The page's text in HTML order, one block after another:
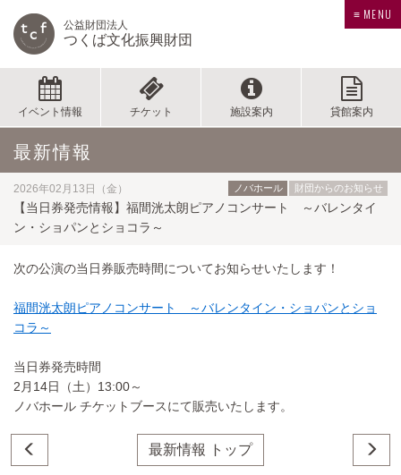
公益財団法人
つくば文化振興財団
≡ MENU
イベント情報 チケット 施設案内 貸館案内
最新情報
2026年02月13日（金） ノバホール 財団からのお知らせ
【当日券発売情報】福間洸太朗ピアノコンサート ～バレンタイ
ン・ショパンとショコラ～
次の公演の当日券販売時間についてお知らせいたします！
福間洸太朗ピアノコンサート ～バレンタイン・ショパンとショ
コラ～
当日券発売時間
2月14日（土）13:00～
ノバホール チケットブースにて販売いたします。
最新情報 トップ